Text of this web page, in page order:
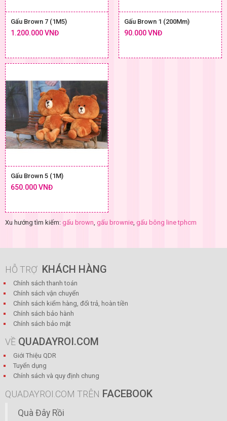
Gấu Brown 7 (1M5)
1.200.000 VNĐ
Gấu Brown 1 (200Mm)
90.000 VNĐ
Gấu Brown 5 (1M)
650.000 VNĐ
Xu hướng tìm kiếm: gấu brown gấu brownie gấu bông line tphcm
HỖ TRỢ KHÁCH HÀNG
Chính sách thanh toán
Chính sách vận chuyển
Chính sách kiểm hàng, đổi trả, hoàn tiền
Chính sách bảo hành
Chính sách bảo mật
VỀ QUADAYROI.COM
Giới Thiệu QDR
Tuyển dụng
Chính sách và quy định chung
QUADAYROI.COM TRÊN FACEBOOK
Quà Đây Rồi